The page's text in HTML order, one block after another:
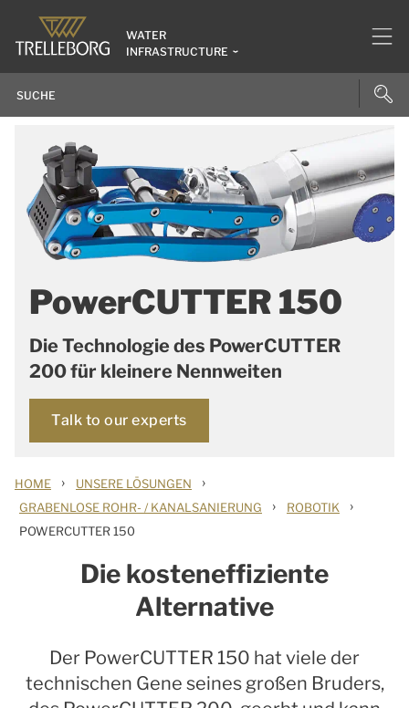
WATER
INFRASTRUCTURE
PowerCUTTER 150
Die Technologie des PowerCUTTER
200 für kleinere Nennweiten
Talk to our experts
HOME › UNSERE LÖSUNGEN ›
GRABENLOSE ROHR- / KANALSANIERUNG › ROBOTIK ›
POWERCUTTER 150
Die kosteneffiziente
Alternative
Der PowerCUTTER 150 hat viele der
technischen Gene seines großen Bruders,